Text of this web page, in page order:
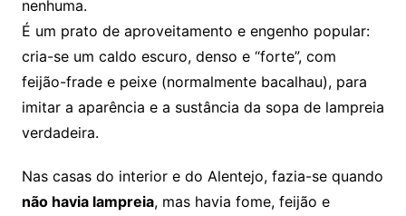
nenhuma.
É um prato de aproveitamento e engenho popular:
cria-se um caldo escuro, denso e “forte”, com
feijão-frade e peixe (normalmente bacalhau), para
imitar a aparência e a sustância da sopa de lampreia
verdadeira.
Nas casas do interior e do Alentejo, fazia-se quando
não havia lampreia, mas havia fome, feijão e